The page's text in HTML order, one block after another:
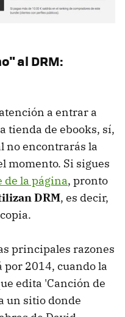
al DRM:
a entrar a
tienda de ebooks, sí,
no encontrarás la
momento. Si sigues
de la página, pronto
DRM, es decir,
principales razones
por 2014, cuando la
edita 'Canción de
un sitio donde